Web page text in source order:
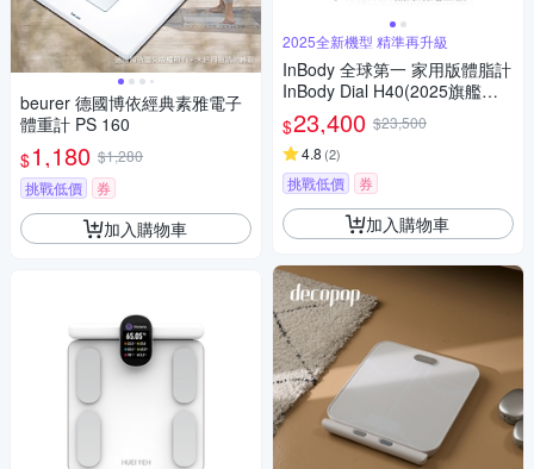
beurer 德國博依經典素雅電子
體重計 PS 160
$1,180 $1,280
挑戰低價
券
加入購物車
2025全新機型 精準再升級
InBody 全球第一 家用版體脂計
InBody Dial H40(2025旗艦機/
用科學管理健康)
$23,400 $23,500
4.8 (2)
挑戰低價 券
加入購物車